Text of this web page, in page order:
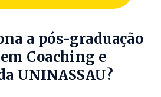
a pós-graduação
Coaching e
UNINASSAU?